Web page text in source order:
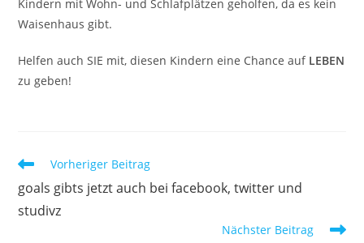
Kindern mit Wohn- und Schlafplätzen geholfen, da es kein
Waisenhaus gibt.
Helfen auch SIE mit, diesen Kindern eine Chance auf LEBEN
zu geben!
Weitere
Artikel
ansehen
Vorheriger Beitrag
goals gibts jetzt auch bei facebook, twitter und
studivz
Nächster Beitrag